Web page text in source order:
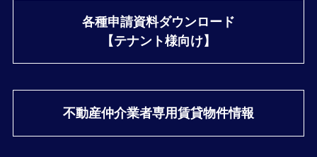
各種申請資料ダウンロード
【テナント様向け】
不動産仲介業者専用賃貸物件情報